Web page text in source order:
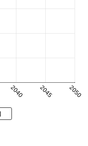
2040 2045 2050